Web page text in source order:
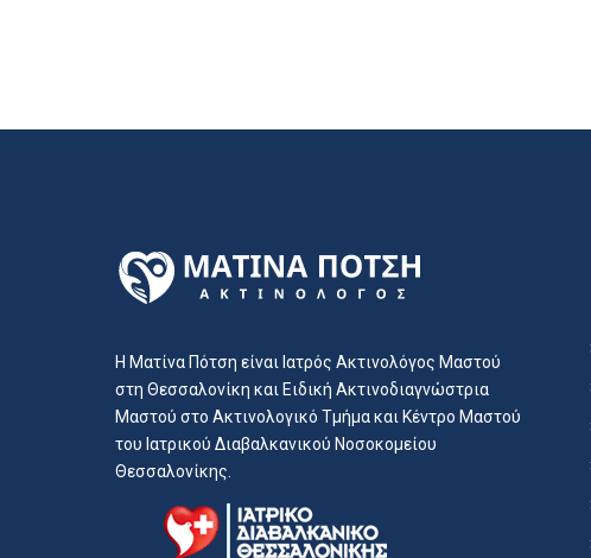
Η Ματίνα Πότση είναι Ιατρός Ακτινολόγος Μαστού
στη Θεσσαλονίκη και Ειδική Ακτινοδιαγνώστρια
Μαστού στο Ακτινολογικό Τμήμα και Κέντρο Μαστού
του Ιατρικού Διαβαλκανικού Νοσοκομείου
Θεσσαλονίκης.